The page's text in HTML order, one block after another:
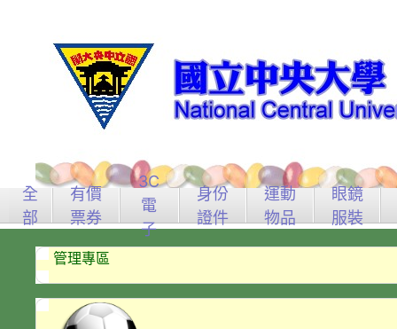
全
部
有價
票券
3C
電
子
身份
證件
運動
物品
眼鏡
服裝
管理專區